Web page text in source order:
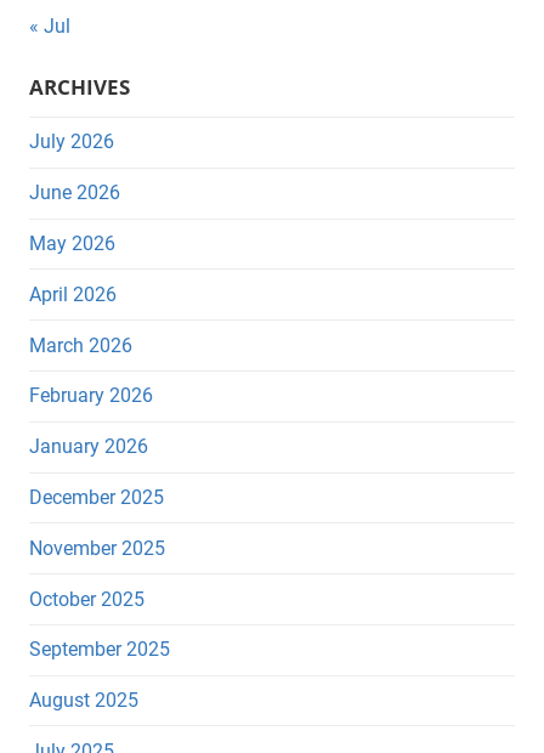
« Jul
ARCHIVES
July 2026
June 2026
May 2026
April 2026
March 2026
February 2026
January 2026
December 2025
November 2025
October 2025
September 2025
August 2025